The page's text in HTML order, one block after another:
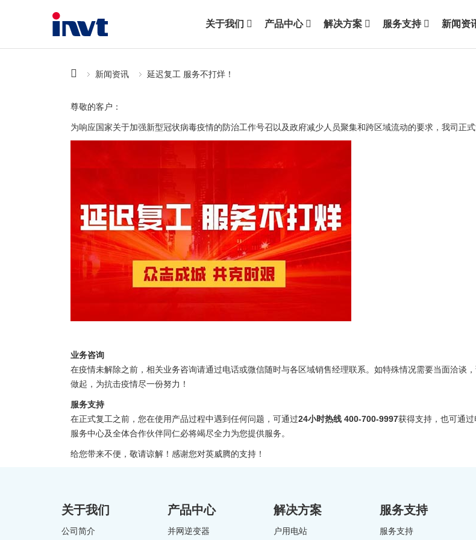
关于我们 产品中心 解决方案 服务支持 新闻资
新闻资讯 延迟复工 服务不打烊！
尊敬的客户：
为响应国家关于加强新型冠状病毒疫情的防治工作号召以及政府减少人员聚集和跨区域流动的要求，我司正
业务咨询
在疫情未解除之前，相关业务咨询请通过电话或微信随时与各区域销售经理联系。如特殊情况需要当面洽谈
做起，为抗击疫情尽一份努力！
服务支持
在正式复工之前，您在使用产品过程中遇到任何问题，可通过24小时热线 400-700-9997获得支持，也可通
服务中心及全体合作伙伴同仁必将竭尽全力为您提供服务。
给您带来不便，敬请谅解！感谢您对英威腾的支持！
关于我们
公司简介
产品中心
并网逆变器
解决方案
户用电站
服务支持
服务支持